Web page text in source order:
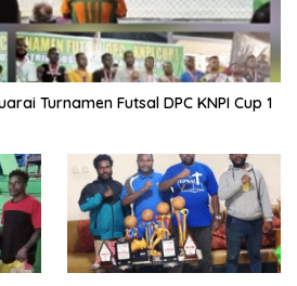
Turnamen Futsal DPC KNPI Cup 1